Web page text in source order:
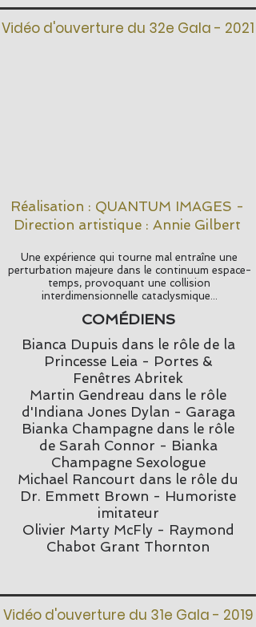
Vidéo d'ouverture du 32e Gala - 2021
Réalisation : QUANTUM IMAGES -
Direction artistique : Annie Gilbert
Une expérience qui tourne mal entraîne une
perturbation majeure dans le continuum espace-
temps, provoquant une collision
interdimensionnelle cataclysmique...
COMÉDIENS
Bianca Dupuis dans le rôle de la
Princesse Leia - Portes &
Fenêtres Abritek
Martin Gendreau dans le rôle
d'Indiana Jones Dylan - Garaga
Bianka Champagne dans le rôle
de Sarah Connor - Bianka
Champagne Sexologue
Michael Rancourt dans le rôle du
Dr. Emmett Brown - Humoriste
imitateur
Olivier Marty McFly - Raymond
Chabot Grant Thornton
Vidéo d'ouverture du 31e Gala - 2019